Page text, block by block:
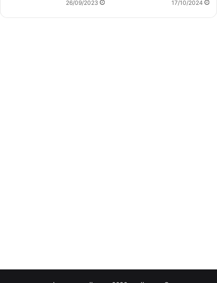
17/10/2024
26/09/2023